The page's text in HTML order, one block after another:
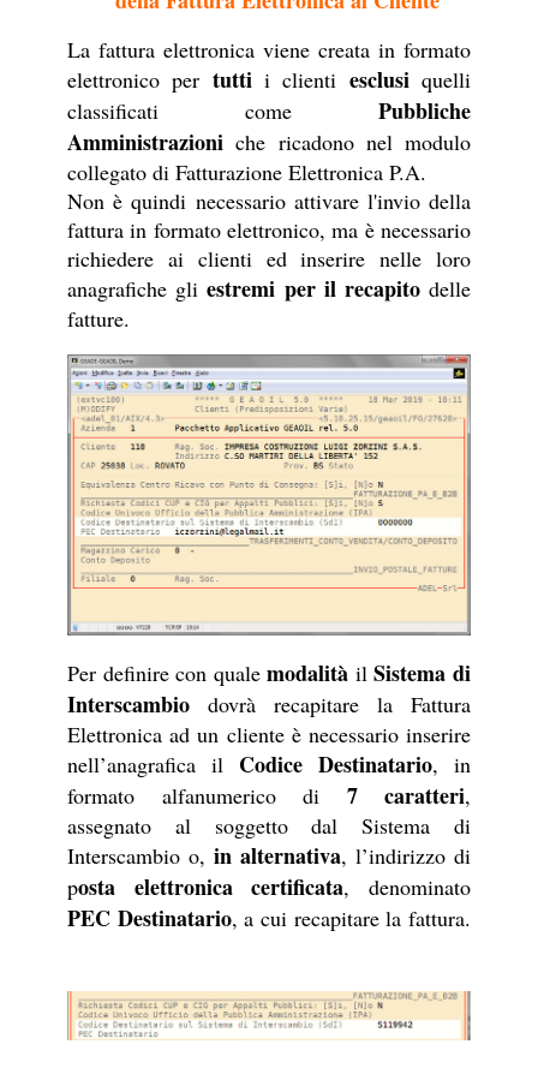
La fattura elettronica viene creata in formato
elettronico per tutti i clienti esclusi quelli
classificati come Pubbliche
Amministrazioniche ricadono nel modulo
collegato di Fatturazione Elettronica P.A.
Non è quindi necessario attivare l'invio della
fattura in formato elettronico, ma è necessario
richiedere ai clienti ed inserire nelle loro
anagrafiche gliestremi per il recapitodelle
fatture.
Per definire con qualemodalità ilSistema di
Interscambio dovrà recapitare la Fattura
Elettronica ad un cliente è necessario inserire
nell’anagrafica il Codice Destinatario, in
formato alfanumerico di 7 caratteri,
assegnato al soggetto dal Sistema di
Interscambio o, in alternativa, l’indirizzo di
posta elettronica certificata, denominato
PEC Destinatario, a cui recapitare la fattura.